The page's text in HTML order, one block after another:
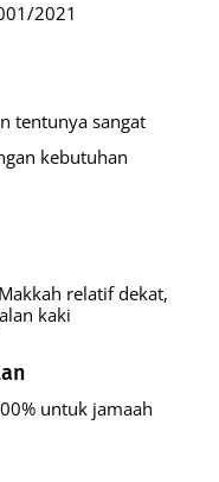
2021
tentunya sangat
kebutuhan
relatif dekat,
kaki
untuk jamaah